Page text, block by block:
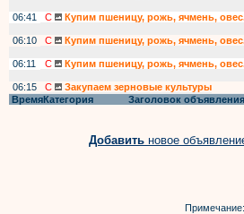
06:41
С
Купим пшеницу, рожь, ячмень,
06:10
С
Купим пшеницу, рожь, ячмень,
06:11
С
Купим пшеницу, рожь, ячмень,
06:15
С
Закупаем зерновые культуры
ВремяКатегория Заголовок объявления
Добавить новое